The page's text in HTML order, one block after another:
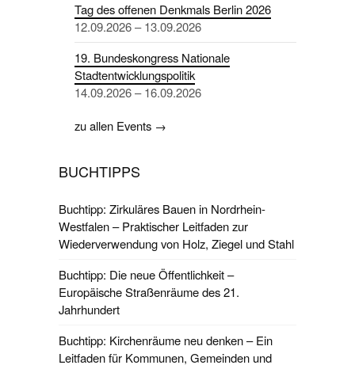
Tag des offenen Denkmals Berlin 2026
12.09.2026 – 13.09.2026
19. Bundeskongress Nationale
Stadtentwicklungspolitik
14.09.2026 – 16.09.2026
zu allen Events →
BUCHTIPPS
Buchtipp: Zirkuläres Bauen in Nordrhein-
Westfalen – Praktischer Leitfaden zur
Wiederverwendung von Holz, Ziegel und Stahl
Buchtipp: Die neue Öffentlichkeit –
Europäische Straßenräume des 21.
Jahrhundert
Buchtipp: Kirchenräume neu denken – Ein
Leitfaden für Kommunen, Gemeinden und